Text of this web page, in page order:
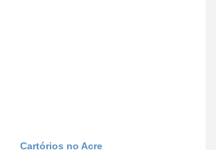
Cartórios no Acre